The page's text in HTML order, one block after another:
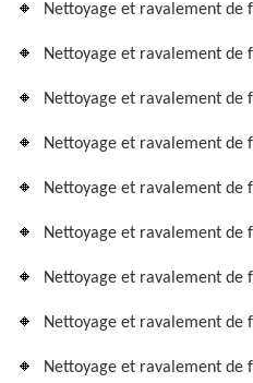
Nettoyage et ravalement de
Nettoyage et ravalement de
Nettoyage et ravalement de
Nettoyage et ravalement de
Nettoyage et ravalement de
Nettoyage et ravalement de
Nettoyage et ravalement de
Nettoyage et ravalement de
Nettoyage et ravalement de